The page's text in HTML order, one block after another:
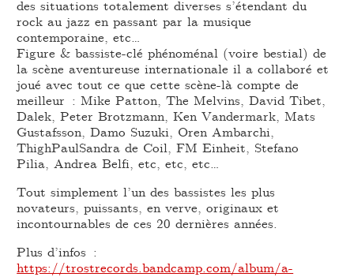
des situations totalement diverses s’étendant du
rock au jazz en passant par la musique
contemporaine, etc…
Figure & bassiste-clé phénoménal (voire bestial) de
la scène aventureuse internationale il a collaboré et
joué avec tout ce que cette scène-là compte de
meilleur : Mike Patton, The Melvins, David Tibet,
Dalek, Peter Brotzmann, Ken Vandermark, Mats
Gustafsson, Damo Suzuki, Oren Ambarchi,
ThighPaulSandra de Coil, FM Einheit, Stefano
Pilia, Andrea Belfi, etc, etc, etc…
Tout simplement l’un des bassistes les plus
novateurs, puissants, en verve, originaux et
incontournables de ces 20 dernières années.
Plus d’infos :
https://trostrecords.bandcamp.com/album/a-